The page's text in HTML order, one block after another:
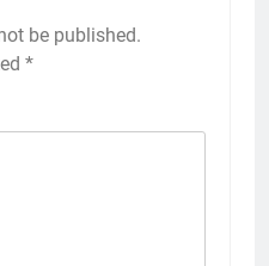
be published.
*